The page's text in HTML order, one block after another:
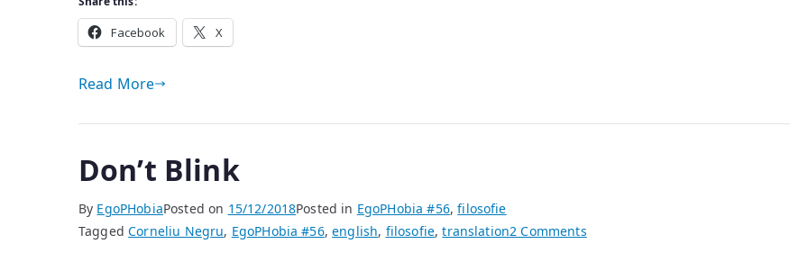
Facebook X
Read More
Don’t Blink
By EgoPHobiaPosted on 15/12/2018Posted in EgoPHobia #56,filosofie
TaggedCorneliu Negru, EgoPHobia #56,english, filosofie,translation2 Commentson